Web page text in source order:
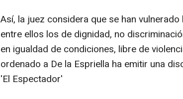
Así, la juez considera que se han
entre ellos los de dignidad, no
en igualdad de condiciones, libre de
ordenado a De la Espriella ha emitir una
'El Espectador'